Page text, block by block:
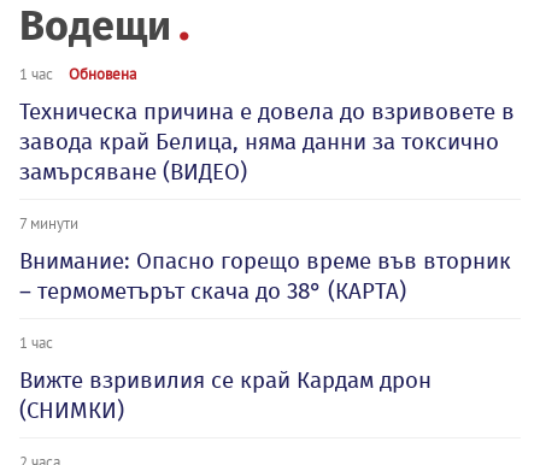
Водещи
1 час Обновена
Техническа причина е довела до взривовете в
завода край Белица, няма данни за токсично
замърсяване (ВИДЕО)
7 минути
Внимание: Опасно горещо време във вторник
– термометърът скача до 38° (КАРТА)
1 час
Вижте взривилия се край Кардам дрон
(СНИМКИ)